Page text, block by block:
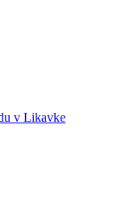
v Likavke